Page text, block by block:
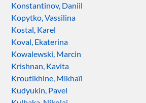
Konstantinov, Daniil
Kopytko, Vassilina
Kostal, Karel
Koval, Ekaterina
Kowalewski, Marcin
Krishnan, Kavita
Kroutikhine, Mikhaïl
Kudyukin, Pavel